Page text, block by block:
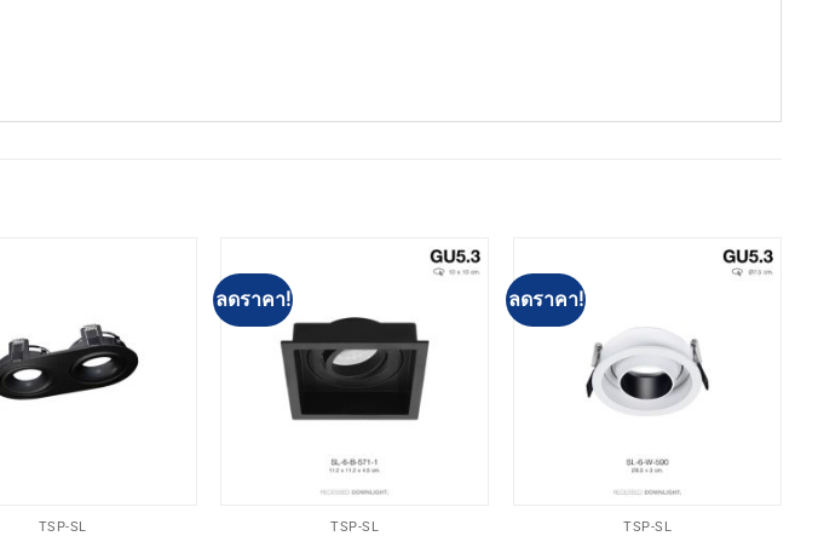
TSP-SL
ลดราคา!
TSP-SL
ลดราคา!
TSP-SL